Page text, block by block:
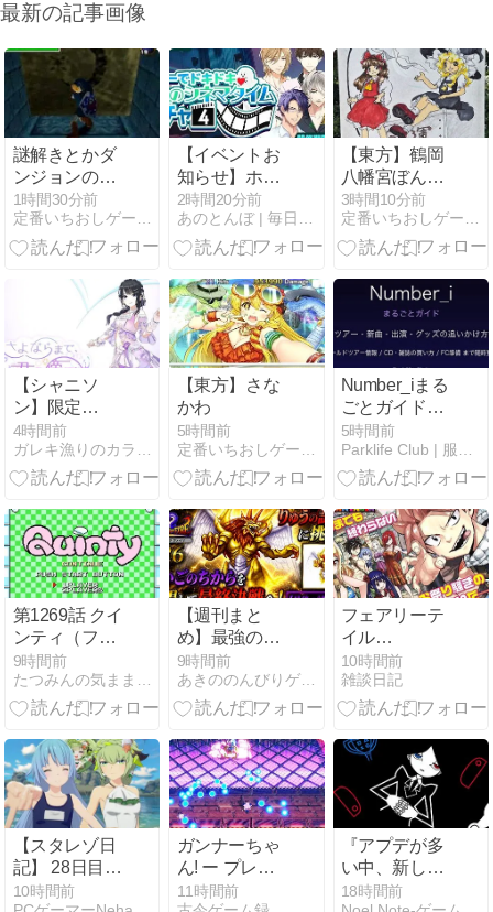
最新の記事画像
謎解きとかダ
ンジョンのギ
ミックが面白
いと思ったゲ
ームある？
1時間30分前
定番いちおしゲーム！
【イベントお
知らせ】ホラ
ーでドキドキ
♡ふたりのシ
ネマタイムガ
2時間20分前
あのとんぼ | 毎日を幸せに満たすためのブログ
【東方】鶴岡
八幡宮ぼんぼ
り祭
3時間10分前
定番いちおしゲーム！
【シャニソ
ン】限定
★3【点の
渚】風野 灯織
評価
4時間前
【東方】さな
かわ
5時間前
Number_iまる
ごとガイド｜
ツアー・新
曲・グッズの
追いかけ方(随
5時間前
第1269話 クイ
ンティ（ファ
ミコン） ～キ
ュートで明る
いサスペンス
9時間前
【週刊まと
め】最強の竜
の力を習得！
四天王との決
戦を越え、物
最終局面へ｜
ブレスオブフ
ァイア #22〜
#28
9時間前
あきののんびりゲームブログ
フェアリーテ
イル
RE:FANTASIA
感想
10時間前
雑談日記
【スタレゾ日
記】 28日目
「デンヴェル
10時間前
ガンナーちゃ
ん! ー プレイ
後の感想と作
11時間前
『アプデが多
い中、新しい
スタートを』
18時間前